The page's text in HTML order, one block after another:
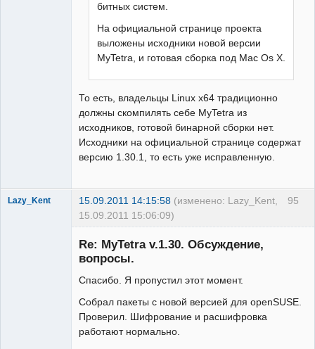
битных систем.
На официальной странице проекта
выложены исходники новой версии
MyTetra, и готовая сборка под Mac Os X.
То есть, владельцы Linux x64 традиционно
должны скомпилять себе MyTetra из
исходников, готовой бинарной сборки нет.
Исходники на официальной странице содержат
версию 1.30.1, то есть уже исправленную.
95
Lazy_Kent 15.09.2011 14:15:58 (изменено: Lazy_Kent,
15.09.2011 15:06:09)
Re: MyTetra v.1.30. Обсуждение,
вопросы.
Спасибо. Я пропустил этот момент.
Собрал пакеты с новой версией для openSUSE.
Проверил. Шифрование и расшифровка
работают нормально.